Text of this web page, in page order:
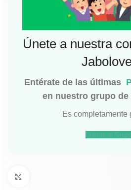
Únete a nuestra
Entérate de las últimas
en nuestro grupo de
Es completamente
Unirme al